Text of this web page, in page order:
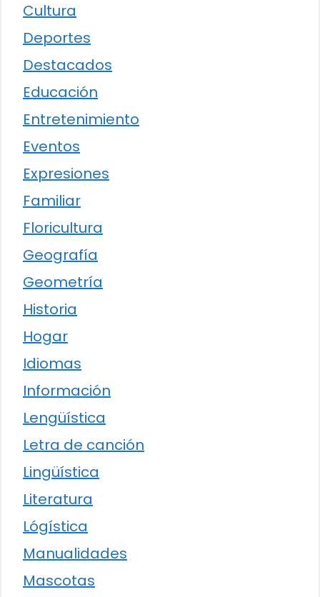
Cultura
Deportes
Destacados
Educación
Entretenimiento
Eventos
Expresiones
Familiar
Floricultura
Geografía
Geometría
Historia
Hogar
Idiomas
Información
Lengüística
Letra de canción
Lingüística
Literatura
Lógística
Manualidades
Mascotas